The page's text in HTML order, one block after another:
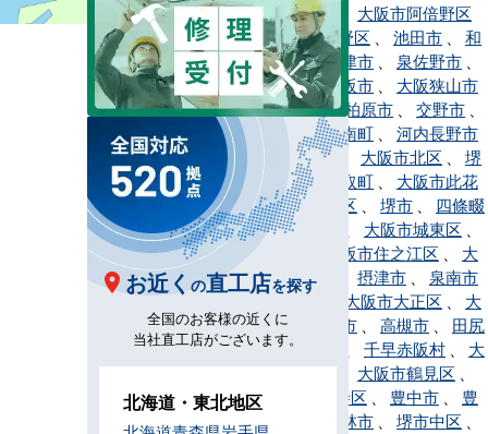
大阪市旭区
大阪市阿倍野区
、大阪市生野区 池田市
和
泉市、泉大津市 泉佐野市
茨木市、大阪市
大阪狭山市
、貝塚市、 柏原市 交野市
門真市 、河南町
河内長野市
岸和田市 大阪市北区
堺
市北区、 熊取町
大阪市此花
区、堺市堺区 堺市
四條畷
市、島本町 大阪市城東区
吹田市
大阪市住之江区
大
阪市住吉区
摂津市
泉南市
、 太子町 大阪市大正区
大
東市、 高石市 高槻市
田尻
町、忠岡町 千早赤阪村
大
阪市中央区、 大阪市鶴見区
大阪市天王寺区
豊中市
豊
能町
富田林市 堺市中区
お近く の直工店を探す
全国のお客様の近くに
当社直工店がございます。
北海道・東北地区